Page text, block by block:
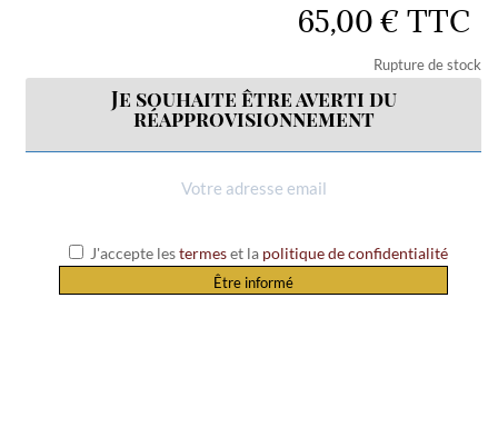
65,00€ TTC
Rupture de stock
Je souhaite être averti du
réapprovisionnement
J'accepte lestermeset la politique de confidentialité
Être informé